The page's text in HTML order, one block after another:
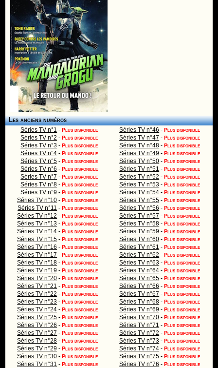
Les anciens numéros
Séries TV n°1 -Plus disponible
Séries TV n°2 -Plus disponible
Séries TV n°3 -Plus disponible
Séries TV n°4 -Plus disponible
Séries TV n°5 -Plus disponible
Séries TV n°6 -Plus disponible
Séries TV n°7 -Plus disponible
Séries TV n°8 -Plus disponible
Séries TV n°9 -Plus disponible
Séries TV n°10 -Plus disponible
Séries TV n°11 -Plus disponible
Séries TV n°12 -Plus disponible
Séries TV n°13 -Plus disponible
Séries TV n°14 -Plus disponible
Séries TV n°15 -Plus disponible
Séries TV n°16 -Plus disponible
Séries TV n°17 -Plus disponible
Séries TV n°18 -Plus disponible
Séries TV n°19 -Plus disponible
Séries TV n°20 -Plus disponible
Séries TV n°21 -Plus disponible
Séries TV n°22 -Plus disponible
Séries TV n°23 -Plus disponible
Séries TV n°24 -Plus disponible
Séries TV n°25 -Plus disponible
Séries TV n°26 -Plus disponible
Séries TV n°27 -Plus disponible
Séries TV n°28 -Plus disponible
Séries TV n°29 -Plus disponible
Séries TV n°30 -Plus disponible
Séries TV n°31 -Plus disponible
Séries TV n°46 -Plus disponible
Séries TV n°47 -Plus disponible
Séries TV n°48 -Plus disponible
Séries TV n°49 -Plus disponible
Séries TV n°50 -Plus disponible
Séries TV n°51 -Plus disponible
Séries TV n°52 -Plus disponible
Séries TV n°53 -Plus disponible
Séries TV n°54 -Plus disponible
Séries TV n°55 -Plus disponible
Séries TV n°56 -Plus disponible
Séries TV n°57 -Plus disponible
Séries TV n°58 -Plus disponible
Séries TV n°59 -Plus disponible
Séries TV n°60 -Plus disponible
Séries TV n°61 -Plus disponible
Séries TV n°62 -Plus disponible
Séries TV n°63 -Plus disponible
Séries TV n°64 -Plus disponible
Séries TV n°65 -Plus disponible
Séries TV n°66 -Plus disponible
Séries TV n°67 -Plus disponible
Séries TV n°68 -Plus disponible
Séries TV n°69 -Plus disponible
Séries TV n°70 -Plus disponible
Séries TV n°71 -Plus disponible
Séries TV n°72 -Plus disponible
Séries TV n°73 -Plus disponible
Séries TV n°74 -Plus disponible
Séries TV n°75 -Plus disponible
Séries TV n°76 -Plus disponible